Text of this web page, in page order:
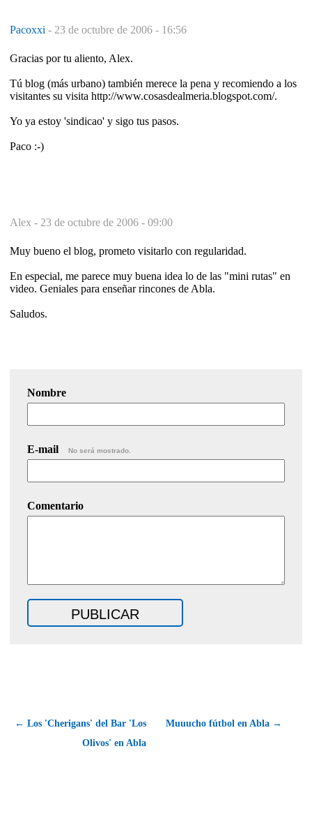
Pacoxxi - 23 de octubre de 2006 - 16:56
Gracias por tu aliento, Alex.
Tú blog (más urbano) también merece la pena y recomiendo a los
visitantes su visita http://www.cosasdealmeria.blogspot.com/.
Yo ya estoy 'sindicao' y sigo tus pasos.
Paco :-)
Alex - 23 de octubre de 2006 - 09:00
Muy bueno el blog, prometo visitarlo con regularidad.
En especial, me parece muy buena idea lo de las "mini rutas" en
video. Geniales para enseñar rincones de Abla.
Saludos.
Nombre
E-mail No será mostrado.
Comentario
← Los 'Cherigans' del Bar 'Los
Olivos' en Abla
Muuucho fútbol en Abla →